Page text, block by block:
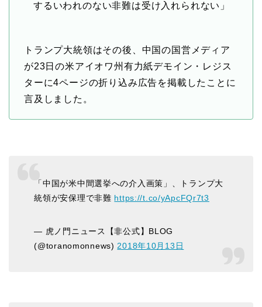
するいわれのない非難は受け入れられない」
トランプ大統領はその後、中国の国営メディア
が23日の米アイオワ州有力紙デモイン・レジス
ターに4ページの折り込み広告を掲載したことに
言及しました。
「中国が米中間選挙への介入画策」、トランプ大
統領が安保理で非難 https://t.co/yApcFQr7t3
— 虎ノ門ニュース【非公式】BLOG
(@toranomonnews) 2018年10月13日